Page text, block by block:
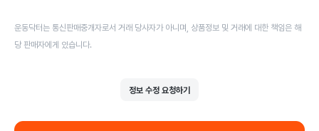
운동닥터는 통신판매중개자로서 거래 당사자가 아니며, 상품정보 및 거래에 대한 책임은 해
당 판매자에게 있습니다.
정보 수정 요청하기